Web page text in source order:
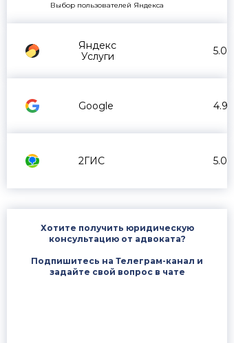
Выбор пользователей Яндекса
Яндекс
Услуги
5.0
Google 4.9
2ГИС 5.0
Хотите получить юридическую
консультацию от адвоката?
Подпишитесь на Телеграм-канал и
задайте свой вопрос в чате